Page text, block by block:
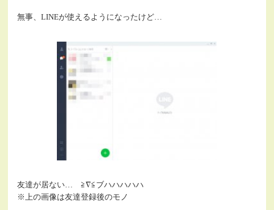
無事、LINEが使えるようになったけど…
友達が居ない… ≧∇≦ブハハハハハ
※上の画像は友達登録後のモノ